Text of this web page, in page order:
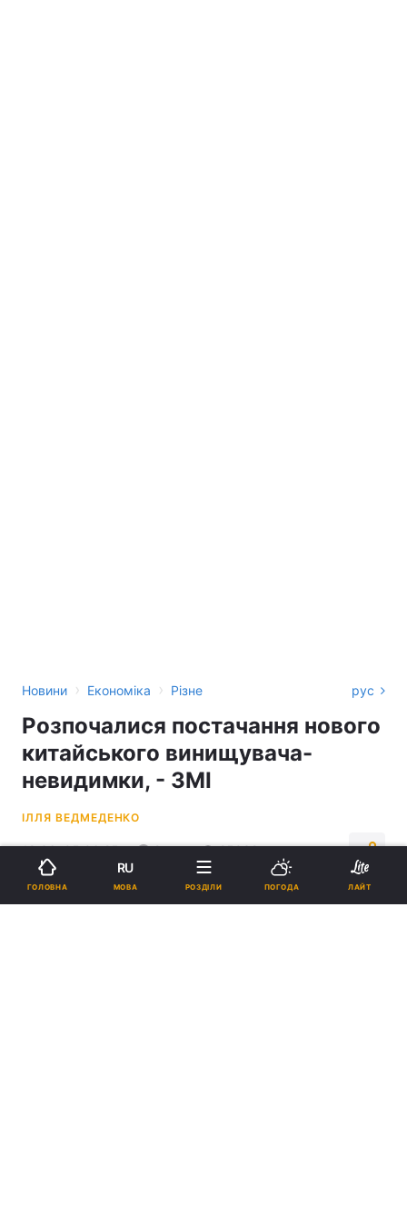
Новини › Економіка › Різне рус
Розпочалися постачання нового
китайського винищувача-
невидимки, - ЗМІ
ІЛЛЯ ВЕДМЕДЕНКО
19:36, 05.06.25 2 хв. 25032
Підпишіться на нас в Google
ГОЛОВНА
RU
МОВА РОЗДІЛИ ПОГОДА ЛАЙТ